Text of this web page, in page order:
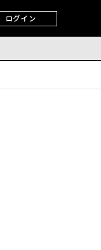
ログイン